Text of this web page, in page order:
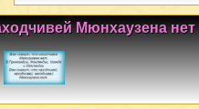
Мюнхаузена нет